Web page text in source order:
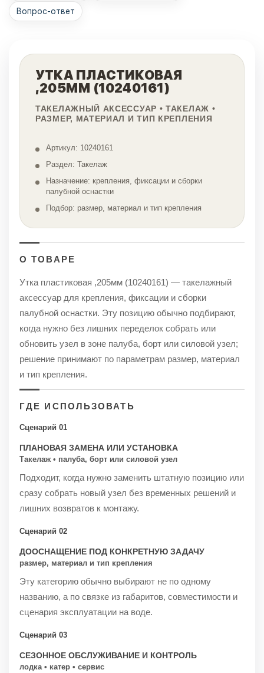
Вопрос-ответ
УТКА ПЛАСТИКОВАЯ
,205ММ (10240161)
ТАКЕЛАЖНЫЙ АКСЕССУАР • ТАКЕЛАЖ •
РАЗМЕР, МАТЕРИАЛ И ТИП КРЕПЛЕНИЯ
Артикул: 10240161
Раздел: Такелаж
Назначение: крепления, фиксации и сборки
палубной оснастки
Подбор: размер, материал и тип крепления
О ТОВАРЕ
Утка пластиковая ,205мм (10240161) — такелажный
аксессуар для крепления, фиксации и сборки
палубной оснастки. Эту позицию обычно подбирают,
когда нужно без лишних переделок собрать или
обновить узел в зоне палуба, борт или силовой узел;
решение принимают по параметрам размер, материал
и тип крепления.
ГДЕ ИСПОЛЬЗОВАТЬ
Сценарий 01
ПЛАНОВАЯ ЗАМЕНА ИЛИ УСТАНОВКА
Такелаж • палуба, борт или силовой узел
Подходит, когда нужно заменить штатную позицию или
сразу собрать новый узел без временных решений и
лишних возвратов к монтажу.
Сценарий 02
ДООСНАЩЕНИЕ ПОД КОНКРЕТНУЮ ЗАДАЧУ
размер, материал и тип крепления
Эту категорию обычно выбирают не по одному
названию, а по связке из габаритов, совместимости и
сценария эксплуатации на воде.
Сценарий 03
СЕЗОННОЕ ОБСЛУЖИВАНИЕ И КОНТРОЛЬ
лодка • катер • сервис